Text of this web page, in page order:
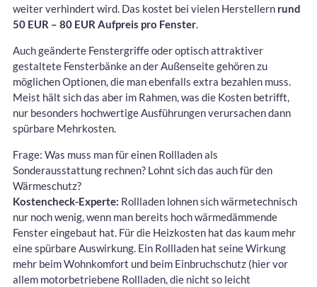
weiter verhindert wird. Das kostet bei vielen Herstellern rund
50 EUR – 80 EUR Aufpreis pro Fenster.
Auch geänderte Fenstergriffe oder optisch attraktiver
gestaltete Fensterbänke an der Außenseite gehören zu
möglichen Optionen, die man ebenfalls extra bezahlen muss.
Meist hält sich das aber im Rahmen, was die Kosten betrifft,
nur besonders hochwertige Ausführungen verursachen dann
spürbare Mehrkosten.
Frage: Was muss man für einen Rollladen als
Sonderausstattung rechnen? Lohnt sich das auch für den
Wärmeschutz?
Kostencheck-Experte: Rollladen lohnen sich wärmetechnisch
nur noch wenig, wenn man bereits hoch wärmedämmende
Fenster eingebaut hat. Für die Heizkosten hat das kaum mehr
eine spürbare Auswirkung. Ein Rollladen hat seine Wirkung
mehr beim Wohnkomfort und beim Einbruchschutz (hier vor
allem motorbetriebene Rollladen, die nicht so leicht